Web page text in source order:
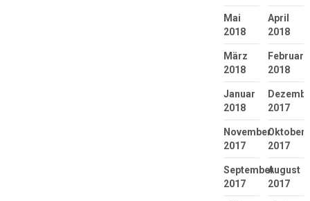
Mai
2018
April
2018
März
2018
Februar
2018
Januar
2018
2017
November
2017
Oktober
2017
September
2017
August
2017